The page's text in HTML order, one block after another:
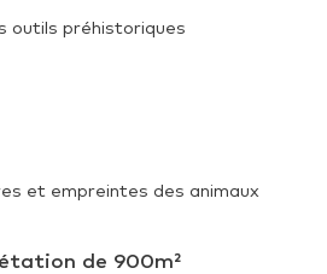
outils préhistoriques
et empreintes des animaux
de 900m²